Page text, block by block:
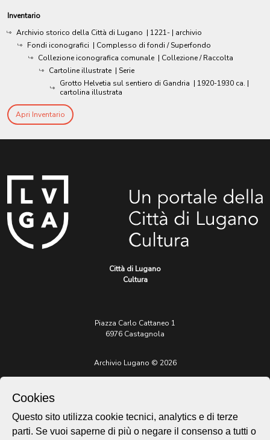
Inventario
Archivio storico della Città di Lugano | 1221- | archivio
Fondi iconografici | Complesso di fondi / Superfondo
Collezione iconografica comunale | Collezione / Raccolta
Cartoline illustrate | Serie
Grotto Helvetia sul sentiero di Gandria | 1920-1930 ca. |
cartolina illustrata
Apri Inventario
Città di Lugano
Cultura
Piazza Carlo Cattaneo 1
6976 Castagnola
Archivio Lugano © 2026
Sito istituzionale:
lugano.ch
Cookies
Questo sito utilizza cookie tecnici, analytics e di terze
parti. Se vuoi saperne di più o negare il consenso a tutti o